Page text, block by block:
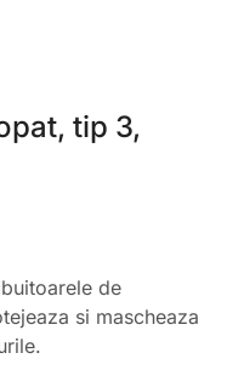
tip 3,
de
si mascheaza